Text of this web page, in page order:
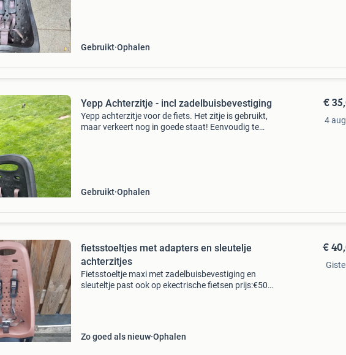
Gebruikt Ophalen
Yepp Achterzitje - incl zadelbuisbevestiging
Yepp achterzitje voor de fiets. Het zitje is gebruikt,
maar verkeert nog in goede staat! Eenvoudig te
Gebruikt Ophalen
€
4
fietsstoeltjes met adapters en sleutelje
achterzitjes
Fietsstoeltje maxi met zadelbuisbevestiging en
sleuteltje past ook op ekectrische fietsen prijs:€50
Zo goed als nieuw Ophalen
€